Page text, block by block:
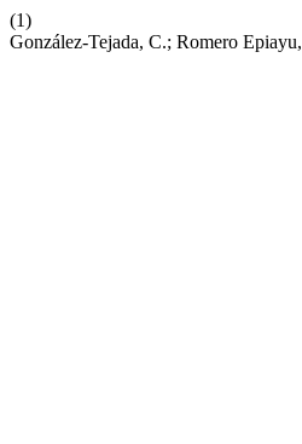
(1)
González-Tejada, C.; Romero